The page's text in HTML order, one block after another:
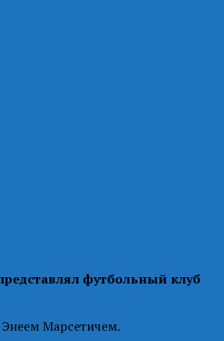
футбольный клуб
Марсетичем.